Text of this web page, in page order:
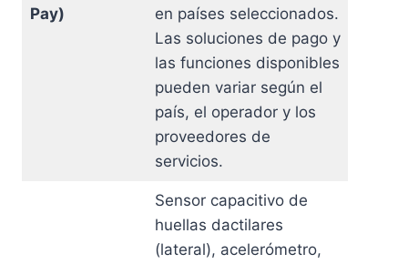
Pay)
en países seleccionados.
Las soluciones de pago y
las funciones disponibles
pueden variar según el
país, el operador y los
proveedores de
servicios.
Sensor capacitivo de
huellas dactilares
(lateral), acelerómetro,